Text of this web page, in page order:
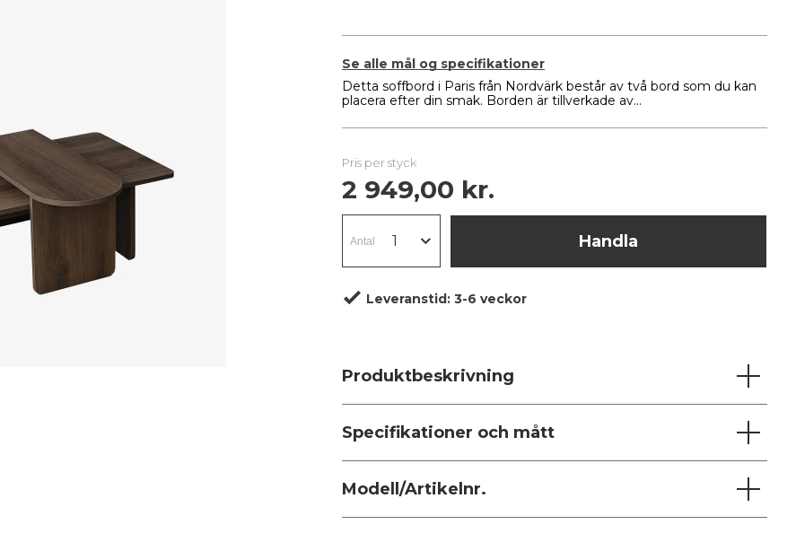
Se alle mål og specifikationer
Detta soffbord i Paris från Nordvärk består av två bord som du kan
placera efter din smak. Borden är tillverkade av...
Pris per styck
2 949,00 kr.
Handla
Leveranstid: 3-6 veckor
Produktbeskrivning
Specifikationer och mått
Modell/Artikelnr.